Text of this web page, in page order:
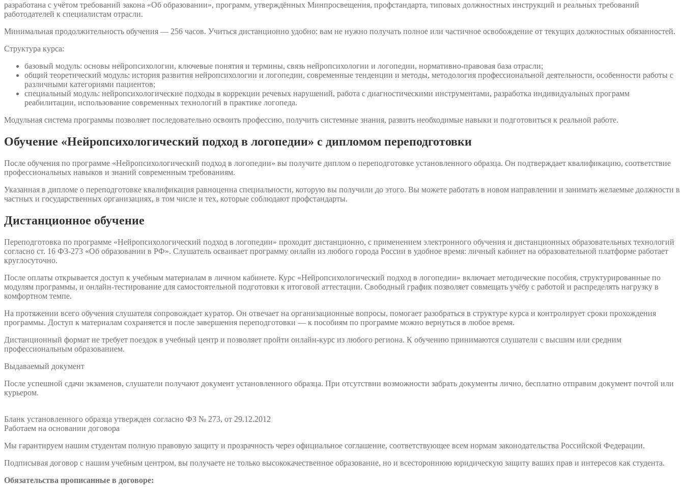
разработана с учётом требований закона «Об образовании», программ, утверждённых Минпросвещения, профстандарта, типовых должностных инструкций и реальных требований
работодателей к специалистам отрасли.
Минимальная продолжительность обучения — 256 часов. Учиться дистанционно удобно: вам не нужно получать полное или частичное освобождение от текущих должностных обязанностей.
Структура курса:
базовый модуль: основы нейропсихологии, ключевые понятия и термины, связь нейропсихологии и логопедии, нормативно-правовая база отрасли;
общий теоретический модуль: история развития нейропсихологии и логопедии, современные тенденции и методы, методология профессиональной деятельности, особенности работы с
различными категориями пациентов;
специальный модуль: нейропсихологические подходы в коррекции речевых нарушений, работа с диагностическими инструментами, разработка индивидуальных программ
реабилитации, использование современных технологий в практике логопеда.
Модульная система программы позволяет последовательно освоить профессию, получить системные знания, развить необходимые навыки и подготовиться к реальной работе.
Обучение «Нейропсихологический подход в логопедии» с дипломом переподготовки
После обучения по программе «Нейропсихологический подход в логопедии» вы получите диплом о переподготовке установленного образца. Он подтверждает квалификацию, соответствие
профессиональных навыков и знаний современным требованиям.
Указанная в дипломе о переподготовке квалификация равноценна специальности, которую вы получили до этого. Вы можете работать в новом направлении и занимать желаемые должности в
частных и государственных организациях, в том числе и тех, которые соблюдают профстандарты.
Дистанционное обучение
Переподготовка по программе «Нейропсихологический подход в логопедии» проходит дистанционно, с применением электронного обучения и дистанционных образовательных технологий
согласно ст. 16 ФЗ-273 «Об образовании в РФ». Слушатель осваивает программу онлайн из любого города России в удобное время: личный кабинет на образовательной платформе работает
круглосуточно.
После оплаты открывается доступ к учебным материалам в личном кабинете. Курс «Нейропсихологический подход в логопедии» включает методические пособия, структурированные по
модулям программы, и онлайн-тестирование для самостоятельной подготовки к итоговой аттестации. Свободный график позволяет совмещать учёбу с работой и распределять нагрузку в
комфортном темпе.
На протяжении всего обучения слушателя сопровождает куратор. Он отвечает на организационные вопросы, помогает разобраться в структуре курса и контролирует сроки прохождения
программы. Доступ к материалам сохраняется и после завершения переподготовки — к пособиям по программе можно вернуться в любое время.
Дистанционный формат не требует поездок в учебный центр и позволяет пройти онлайн-курс из любого региона. К обучению принимаются слушатели с высшим или средним
профессиональным образованием.
Выдаваемый документ
После успешной сдачи экзаменов, слушатели получают документ установленного образца. При отсутствии возможности забрать документы лично, бесплатно отправим документ почтой или
курьером.
Бланк установленного образца утвержден согласно ФЗ № 273, от 29.12.2012
Работаем на основании договора
Мы гарантируем нашим студентам полную правовую защиту и прозрачность через официальное соглашение, соответствующее всем нормам законодательства Российской Федерации.
Подписывая договор с нашим учебным центром, вы получаете не только высококачественное образование, но и всестороннюю юридическую защиту ваших прав и интересов как студента.
Обязательства прописанные в договоре: